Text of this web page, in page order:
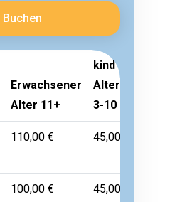
Buchen
Erwachsener
Alter 11+
kind
Alter
3-10
110,00 € 45,00 €
100,00 € 45,00 €